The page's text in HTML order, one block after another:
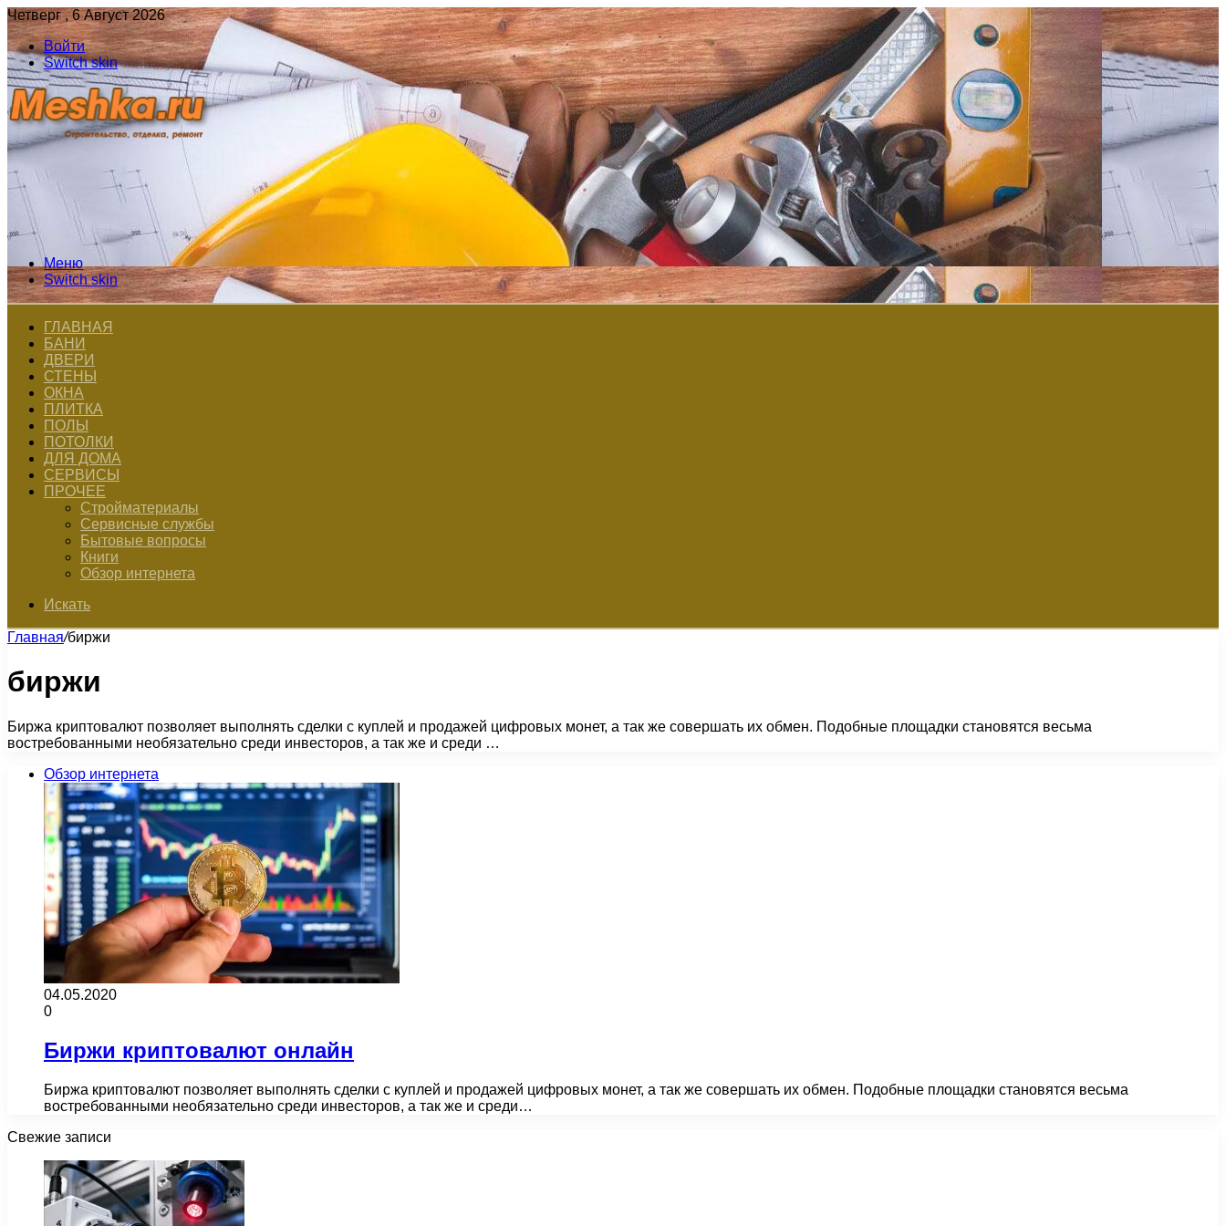
Четверг , 6 Август 2026
Войти
Switch skin
Меню
Switch skin
ГЛАВНАЯ
БАНИ
ДВЕРИ
СТЕНЫ
ОКНА
ПЛИТКА
ПОЛЫ
ПОТОЛКИ
ДЛЯ ДОМА
СЕРВИСЫ
ПРОЧЕЕ
Стройматериалы
Сервисные службы
Бытовые вопросы
Книги
Обзор интернета
Искать
Главная/биржи
биржи
Биржа криптовалют позволяет выполнять сделки с куплей и продажей цифровых монет, а так же совершать их обмен. Подобные площадки становятся весьма
востребованными необязательно среди инвесторов, а так же и среди …
Обзор интернета
04.05.2020
0
Биржи криптовалют онлайн
Биржа криптовалют позволяет выполнять сделки с куплей и продажей цифровых монет, а так же совершать их обмен. Подобные площадки становятся весьма
востребованными необязательно среди инвесторов, а так же и среди…
Свежие записи